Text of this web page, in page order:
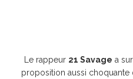
Le rappeur 21 Savage a
proposition aussi choquante